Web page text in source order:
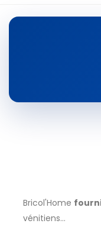
Bricol'Home
vénitiens...